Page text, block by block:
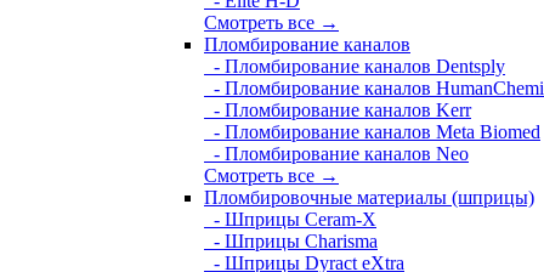
Смотреть все →
Пломбирование каналов
- Пломбирование каналов Dentsply
- Пломбирование каналов
- Пломбирование каналов Kerr
- Пломбирование каналов Meta Biomed
- Пломбирование каналов Neo
Смотреть все →
Пломбировочные материалы (шприцы)
- Шприцы Ceram-X
- Шприцы Charisma
- Шприцы Dyract eXtra